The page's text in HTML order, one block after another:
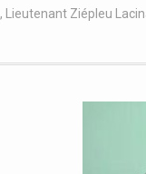
, Lieutenant Ziépleu